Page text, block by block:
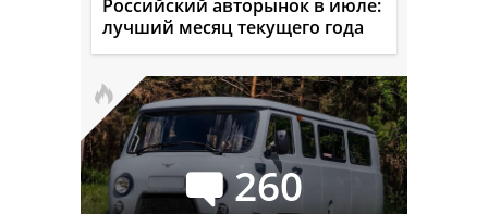
Российский авторынок в июле:
лучший месяц текущего года
260